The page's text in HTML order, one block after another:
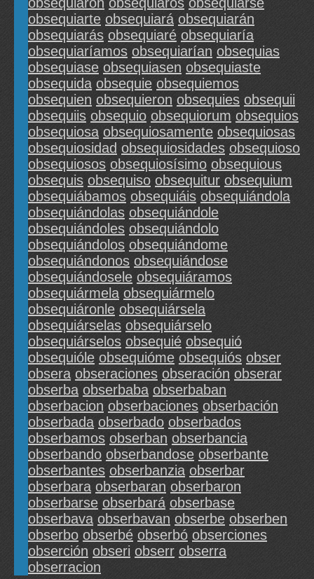
obsequiarte obsequiará obsequiarán
obsequiarás obsequiaré obsequiaría
obsequiaríamos obsequiarían obsequias
obsequiase obsequiasen obsequiaste
obsequida obsequie obsequiemos
obsequien obsequieron obsequies obsequii
obsequiis obsequio obsequiorum obsequios
obsequiosa obsequiosamente obsequiosas
obsequiosidad obsequiosidades obsequioso
obsequiosos obsequiosísimo obsequious
obsequis obsequiso obsequitur obsequium
obsequiábamos obsequiáis obsequiándola
obsequiándolas obsequiándole
obsequiándoles obsequiándolo
obsequiándolos obsequiándome
obsequiándonos obsequiándose
obsequiándosele obsequiáramos
obsequiármela obsequiármelo
obsequiáronle obsequiársela
obsequiárselas obsequiárselo
obsequiárselos obsequié obsequió
obsequióle obsequióme obsequiós obser
obsera obseraciones obseración obserar
obserba obserbaba obserbaban
obserbacion obserbaciones obserbación
obserbada obserbado obserbados
obserbamos obserban obserbancia
obserbando obserbandose obserbante
obserbantes obserbanzia obserbar
obserbara obserbaran obserbaron
obserbarse obserbará obserbase
obserbava obserbavan obserbe obserben
obserbo obserbé obserbó obserciones
obserción obseri obserr obserra
obserracion